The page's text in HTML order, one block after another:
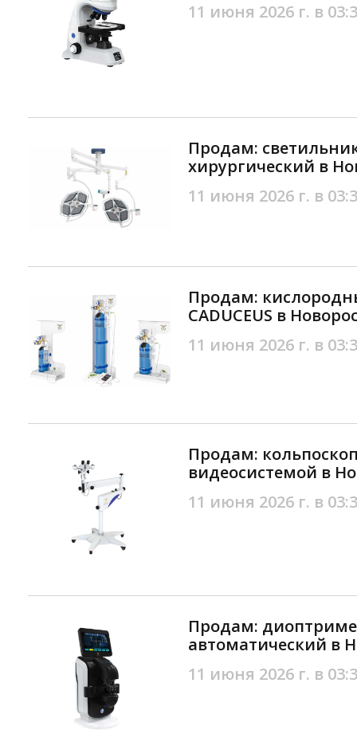
11 июня 2026 г. в
Продам:
хирургический в
11 июня 2026 г. в
Продам:
CADUCEUS в
11 июня 2026 г. в
Продам:
видеосистемой в
11 июня 2026 г. в
Продам:
автоматический в
11 июня 2026 г. в